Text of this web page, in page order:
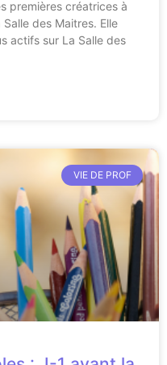
premières créatrices à
des Maitres. Elle
actifs sur La Salle des
VIE DE PROF